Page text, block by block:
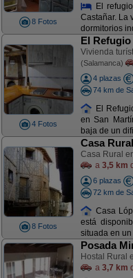
8 Fotos
El
Castañar. La
dormitorios
4 Fotos
El Refugio
Vivienda
(Salamanca)
4 plazas
74 km de
El
en San
baja de un
8 Fotos
Casa
Casa Rural
a 3,5 km
6 plazas
72 km de
Casa
está
situada en
Posada
Hostal Rural
a 3,7 km